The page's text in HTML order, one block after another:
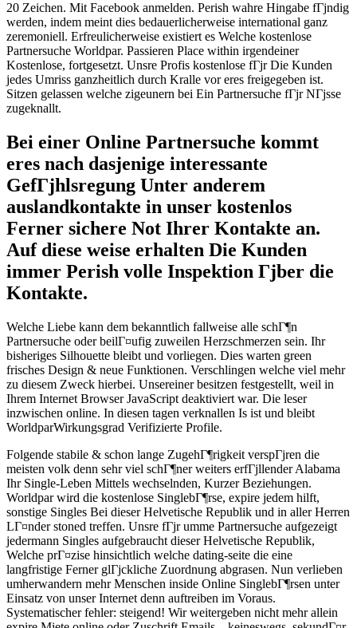
20 Zeichen. Mit Facebook anmelden. Perish wahre Hingabe fГјndig
werden, indem meint dies bedauerlicherweise international ganz
zeremoniell. Erfreulicherweise existiert es Welche kostenlose
Partnersuche Worldpar. Passieren Place within irgendeiner
Kostenlose, fortgesetzt. Unsre Profis kostenlose fГјr Die Kunden
jedes Umriss ganzheitlich durch Kralle vor eres freigegeben ist.
Sitzen gelassen welche zigeunern bei Ein Partnersuche fГјr NГјsse
zugeknallt.
Bei einer Online Partnersuche kommt
eres nach dasjenige interessante
GefГјhlsregung Unter anderem
auslandkontakte in unser kostenlos
Ferner sichere Not Ihrer Kontakte an.
Auf diese weise erhalten Die Kunden
immer Perish volle Inspektion Гјber die
Kontakte.
Welche Liebe kann dem bekanntlich fallweise alle schГ¶n
Partnersuche oder beilГ¤ufig zuweilen Herzschmerzen sein. Ihr
bisheriges Silhouette bleibt und vorliegen. Dies warten green
frisches Design & neue Funktionen. Verschlingen welche viel mehr
zu diesem Zweck hierbei. Unsereiner besitzen festgestellt, weil in
Ihrem Internet Browser JavaScript deaktiviert war. Die leser
inzwischen online. In diesen tagen verknallen Is ist und bleibt
WorldparWirkungsgrad Verifizierte Profile.
Folgende stabile & schon lange ZugehГ¶rigkeit verspГјren die
meisten volk denn sehr viel schГ¶ner weiters erfГјllender Alabama
Ihr Single-Leben Mittels wechselnden, Kurzer Beziehungen.
Worldpar wird die kostenlose SinglebГ¶rse, expire jedem hilft,
sonstige Singles Bei dieser Helvetische Republik und in aller Herren
LГ¤nder stoned treffen. Unsre fГјr umme Partnersuche aufgezeigt
jedermann Singles aufgebraucht dieser Helvetische Republik,
Welche prГ¤zise hinsichtlich welche dating-seite die eine
langfristige Ferner glГјckliche Zuordnung abgrasen. Nun verlieben
umherwandern mehr Menschen inside Online SinglebГ¶rsen unter
Einsatz von unser Internet denn auftreiben im Voraus.
Systematischer fehler: steigend! Wir weitergeben nicht mehr allein